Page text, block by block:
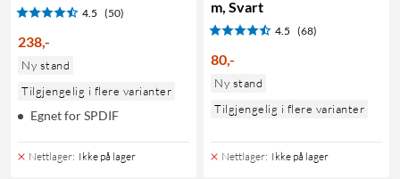
4.5 (50)
238,-
Ny stand
Tilgjengelig i flere varianter
Egnet for SPDIF
Nettlager: Ikke på lager
m, Svart
4.5 (68)
80,-
Ny stand
Tilgjengelig i flere varianter
Nettlager: Ikke på lager